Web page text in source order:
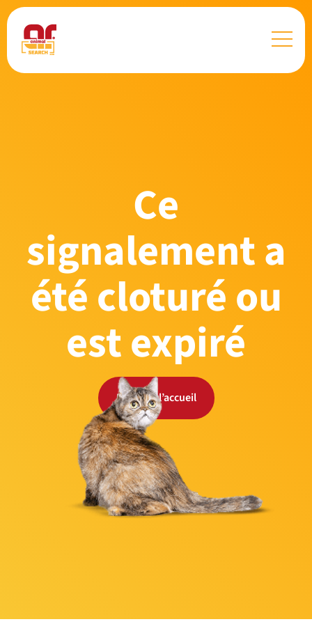
Ce
signalement a
été cloturé ou
est expiré
Retour à l’accueil